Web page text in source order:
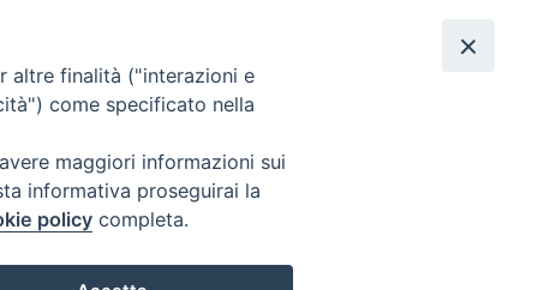
altre finalità ("interazioni e
come specificato nella
maggiori informazioni sui
informativa proseguirai la
policy completa.